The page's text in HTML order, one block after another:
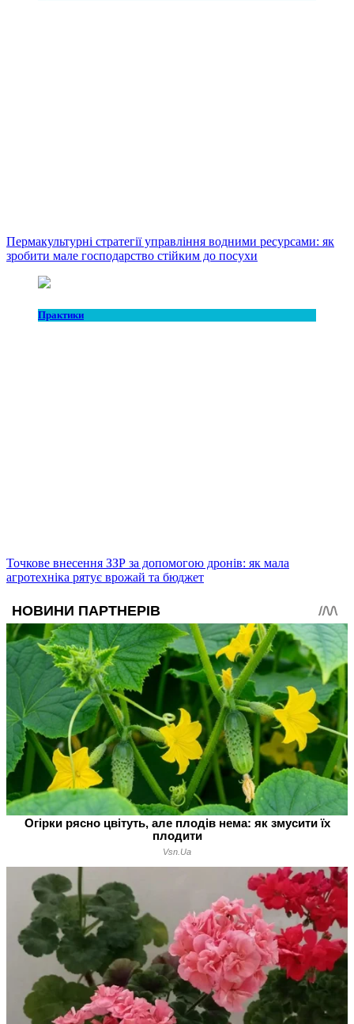
Пермакультурні стратегії управління водними ресурсами: як
зробити мале господарство стійким до посухи
Практики
Точкове внесення ЗЗР за допомогою дронів: як мала
агротехніка рятує врожай та бюджет